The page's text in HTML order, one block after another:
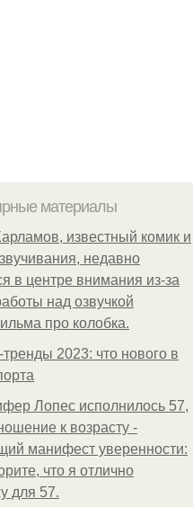
материалы
известный комик и
недавно
в центре внимания из-за
над озвучкой
про колобка.
2023: что нового в
Лопес исполнилось 57,
к возрасту -
манифест уверенности:
что я отлично
для 57.